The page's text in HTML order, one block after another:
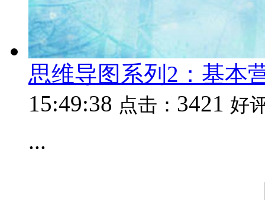
思维导图系列2：基本
15:49:38 点击： 3421 好
...